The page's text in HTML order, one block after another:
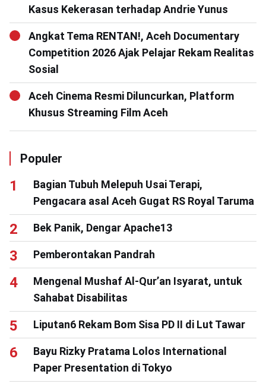
Kasus Kekerasan terhadap Andrie Yunus
Angkat Tema RENTAN!, Aceh Documentary
Competition 2026 Ajak Pelajar Rekam Realitas
Sosial
Aceh Cinema Resmi Diluncurkan, Platform
Khusus Streaming Film Aceh
Populer
Bagian Tubuh Melepuh Usai Terapi,
Pengacara asal Aceh Gugat RS Royal Taruma
Bek Panik, Dengar Apache13
Pemberontakan Pandrah
Mengenal Mushaf Al-Qur’an Isyarat, untuk
Sahabat Disabilitas
Liputan6 Rekam Bom Sisa PD II di Lut Tawar
Bayu Rizky Pratama Lolos International
Paper Presentation di Tokyo